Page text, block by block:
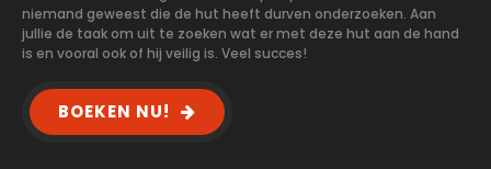
niemand geweest die de hut heeft durven onderzoeken. Aan
jullie de taak om uit te zoeken wat er met deze hut aan de hand
is en vooral ook of hij veilig is. Veel succes!
BOEKEN NU!